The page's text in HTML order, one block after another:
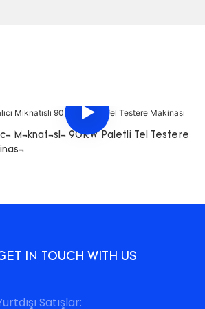
Mıknatıslı 90KW Paletli Tel Testere
IN TOUCH WITH US
Satışlar: